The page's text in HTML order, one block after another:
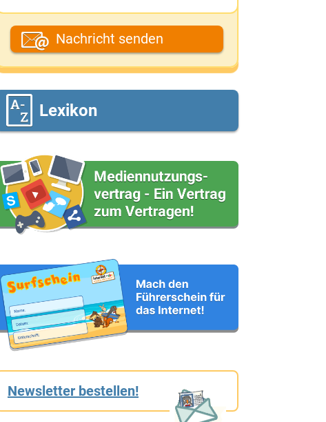
Dein Fantasiename
Deine E-Mail-Adresse (wenn du eine
Antwort möchtest)
Deine Nachricht
Nachricht senden
Lexikon
Newsletter bestellen!